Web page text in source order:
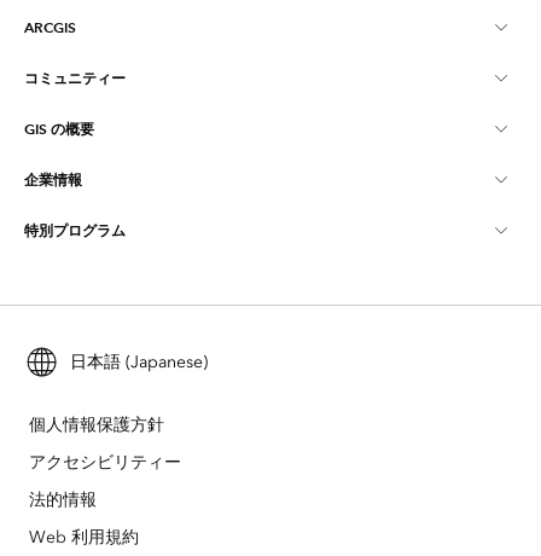
ARCGIS
ArcGIS の概要
マッピング
開発者向けテクノロジー
ArcGIS Location Platform
Esri ストア
ArcGIS Architecture Center
コミュニティー
Esri Community
ArcGIS ブログ
ユーザー調査およびテスト
Esri Young Professionals Network
イベント
GIS の概要
GIS とは
ロケーション インテリジェンス
ArcUser
ArcNews
ArcWatch
Esri Press
企業情報
Esri について
採用情報
パートナー
特別プログラム
災害対応
日本語 (Japanese)
個人情報保護方針
アクセシビリティー
法的情報
Web 利用規約